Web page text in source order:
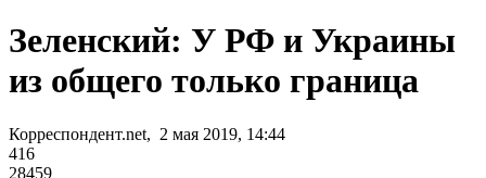
Зеленский: У РФ и Украины
из общего только граница
Корреспондент.net, 2 мая 2019, 14:44
416
28459